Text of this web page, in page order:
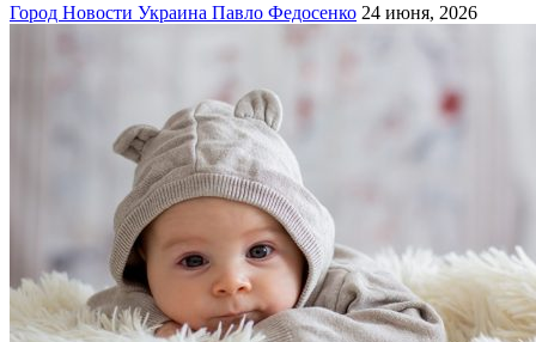
Город Новости Украина Павло Федосенко 24 июня, 2026